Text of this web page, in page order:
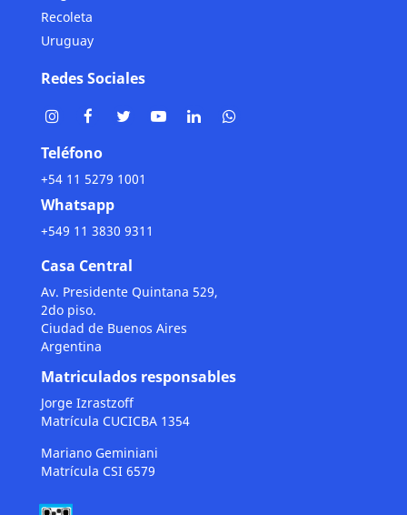
Recoleta
Uruguay
Redes Sociales
Teléfono
+54 11 5279 1001
Whatsapp
+549 11 3830 9311
Casa Central
Av. Presidente Quintana 529,
2do piso.
Ciudad de Buenos Aires
Argentina
Matriculados responsables
Jorge Izrastzoff
Matrícula CUCICBA 1354
Mariano Geminiani
Matrícula CSI 6579